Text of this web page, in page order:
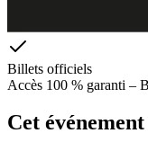
Billets officiels
Accès 100 % garanti –
Cet